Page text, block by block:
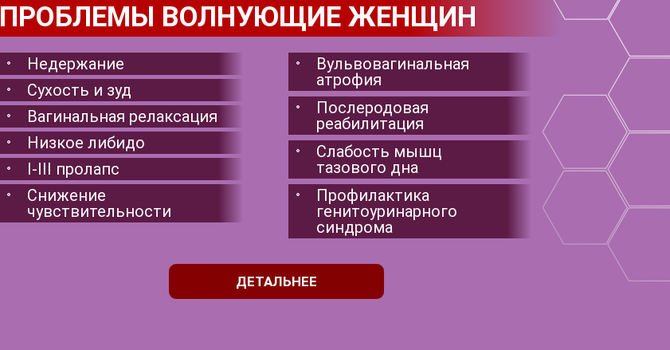
ПРОБЛЕМЫ ВОЛНУЮЩИЕ ЖЕНЩИН
Недержание
Сухость и зуд
Вагинальная релаксация
Низкое либидо
I-III пролапс
Снижение
чувствительности
Вульвовагинальная
атрофия
Послеродовая
реабилитация
Слабость мышц
тазового дна
Профилактика
генитоуринарного
синдрома
ДЕТАЛЬНЕЕ